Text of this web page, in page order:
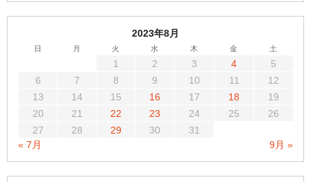
2023年8月
日 月 火 水 木 金 土
1 2 3 4
5
6
7 8 9 10 11
12
13
14 15 16 17 18
19
20
21 22 23 24 25
26
27
28 29 30
31
« 7月
9月 »